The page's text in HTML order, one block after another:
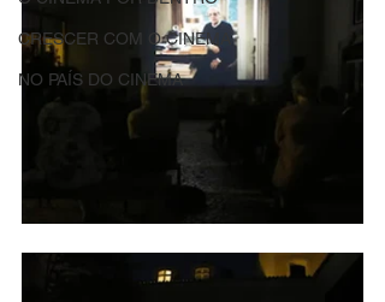
CRESCER COM O CINEMA
NO PAÍS DO CINEMA